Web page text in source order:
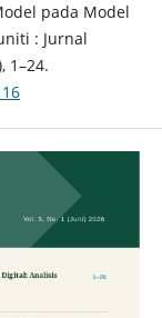
pada Model
: Jurnal
1–24.